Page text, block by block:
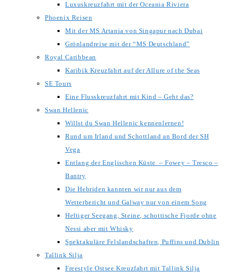
Luxuskreuzfahrt mit der Oceania Riviera
Phoenix Reisen
Mit der MS Artania von Singapur nach Dubai
Grönlandreise mit der “MS Deutschland”
Royal Caribbean
Karibik Kreuzfahrt auf der Allure of the Seas
SE Tours
Eine Flusskreuzfahrt mit Kind – Geht das?
Swan Hellenic
Willst du Swan Hellenic kennenlernen!
Rund um Irland und Schottland an Bord der SH
Vega
Entlang der Englischen Küste – Fowey – Tresco –
Bantry
Die Hebriden kannten wir nur aus dem
Wetterbericht und Galway nur von einem Song
Heftiger Seegang, Steine, schottische Fjorde ohne
Nessi aber mit Whisky
Spektakuläre Felslandschaften, Puffins und Dublin
Tallink Silja
Freestyle Ostsee Kreuzfahrt mit Tallink Silja